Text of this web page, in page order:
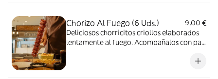
Chorizo Al Fuego (6 Uds.)
9,00 €
Deliciosos chorricitos criollos elaborados
lentamente al fuego. Acompañalos con pan